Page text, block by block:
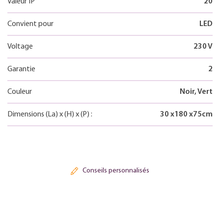
Convient pour LED
Voltage 230 V
Garantie 2
Couleur Noir, Vert
Dimensions (La) x(H) x(P) : 30 x180 x75cm
Conseils personnalisés